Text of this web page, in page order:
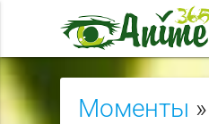
Моменты »